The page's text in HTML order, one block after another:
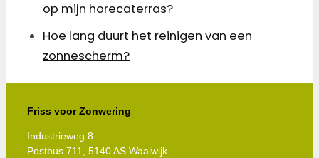
op mijn horecaterras?
Hoe lang duurt het reinigen van een
zonnescherm?
Friss voor Zonwering
Industrieweg 8
Postbus 711, 5140 AS Waalwijk